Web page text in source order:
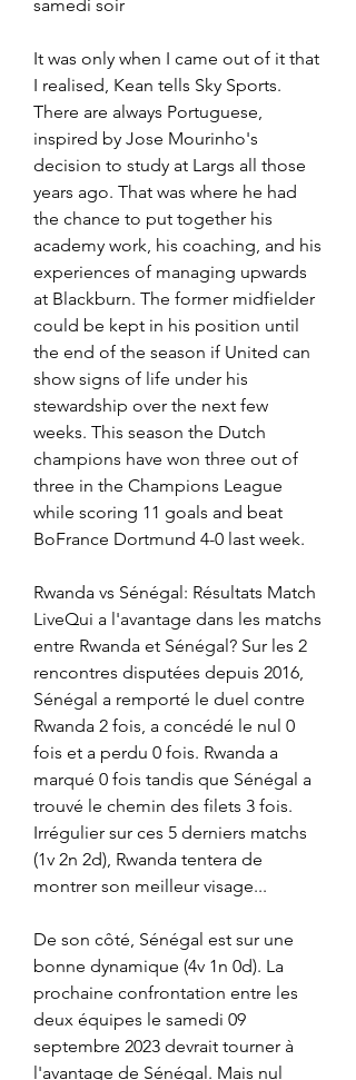
samedi soir
It was only when I came out of it that
I realised, Kean tells Sky Sports.
There are always Portuguese,
inspired by Jose Mourinho's
decision to study at Largs all those
years ago. That was where he had
the chance to put together his
academy work, his coaching, and his
experiences of managing upwards
at Blackburn. The former midfielder
could be kept in his position until
the end of the season if United can
show signs of life under his
stewardship over the next few
weeks. This season the Dutch
champions have won three out of
three in the Champions League
while scoring 11 goals and beat
BoFrance Dortmund 4-0 last week.
Rwanda vs Sénégal: Résultats Match
LiveQui a l'avantage dans les matchs
entre Rwanda et Sénégal? Sur les 2
rencontres disputées depuis 2016,
Sénégal a remporté le duel contre
Rwanda 2 fois, a concédé le nul 0
fois et a perdu 0 fois. Rwanda a
marqué 0 fois tandis que Sénégal a
trouvé le chemin des filets 3 fois.
Irrégulier sur ces 5 derniers matchs
(1v 2n 2d), Rwanda tentera de
montrer son meilleur visage...
De son côté, Sénégal est sur une
bonne dynamique (4v 1n 0d). La
prochaine confrontation entre les
deux équipes le samedi 09
septembre 2023 devrait tourner à
l'avantage de Sénégal. Mais nul